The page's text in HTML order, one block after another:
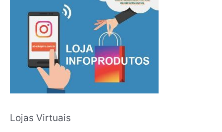
Lojas Virtuais